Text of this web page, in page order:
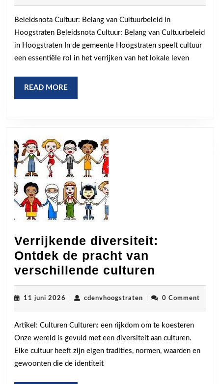
voor
een
Bloeiend
Beleidsnota Cultuur: Belang van Cultuurbeleid in
Hoogstraten Beleidsnota Cultuur: Belang van Cultuurbeleid
in Hoogstraten In de gemeente Hoogstraten speelt cultuur
een essentiële rol in het verrijken van het lokale leven
READ MORE
MORE
Verrijkende diversiteit:
Ontdek de pracht van
verschillende culturen
Ontdek
de
pracht
van
11 juni 2026 11
cdenvhoogstratencdenvhoogstraten
0 Comment
Artikel: Culturen Culturen: een rijkdom om te koesteren
Onze wereld is gevuld met een diversiteit aan culturen.
Elke cultuur heeft zijn eigen tradities, normen, waarden en
gewoonten die de identiteit